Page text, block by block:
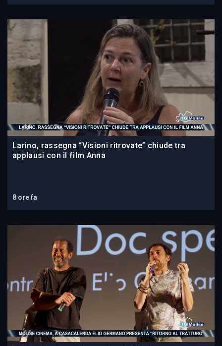
Larino, rassegna “Visioni ritrovate” chiude tra
applausi con il film Anna
8 ore fa